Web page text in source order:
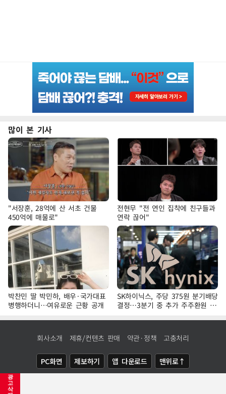
광
고
삭
많이 본 기사
"서장훈, 28억에 산 서초 건물
450억에 매물로"
전현무 "전 연인 집착에 친구들과
연락 끊어"
박찬민 딸 박민하, 배우·국가대표
병행하더니…여유로운 근황 공개
SK하이닉스, 주당 375원 분기배당
결정…3분기 중 추가 주주환원 발
표
회사소개 제휴/컨텐츠 판매 약관·정책 고충처리
PC화면 제보하기 앱 다운로드 맨위로↑